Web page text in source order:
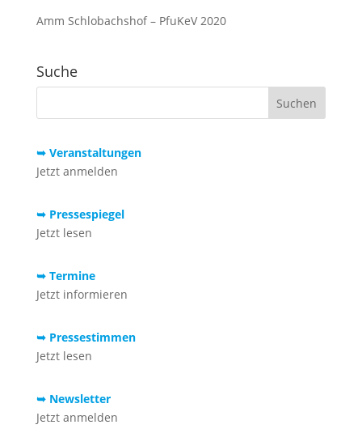
Amm Schlobachshof – PfuKeV 2020
Suche
➥ Veranstaltungen
Jetzt anmelden
➥ Pressespiegel
Jetzt lesen
➥ Termine
Jetzt informieren
➥ Pressestimmen
Jetzt lesen
➥ Newsletter
Jetzt anmelden